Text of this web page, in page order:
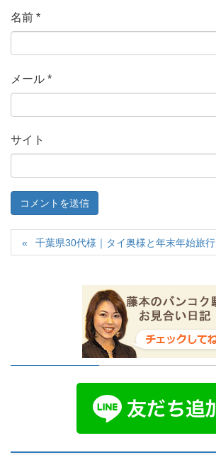
名前 *
メール *
サイト
千葉県30代様｜タイ奥様と年末年始旅行